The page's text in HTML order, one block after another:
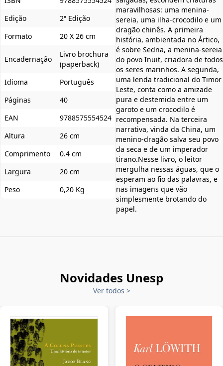
Edição
2ª Edição
Formato
20 X 26 cm
Encadernação
Livro brochura
(paperback)
Idioma
Português
Páginas
40
EAN
9788575554524
Altura
26 cm
Comprimento
0.4 cm
Largura
20 cm
Peso
0,20 Kg
maravilhosas: uma menina-
sereia, uma ilha-crocodilo e um
dragão chinês. A primeira
história, ambientada no Ártico,
é sobre Sedna, a menina-sereia
do povo Inuit, criadora de todos
os seres marinhos. A segunda,
uma lenda tradicional do Timor
Leste, conta como a amizade
pura e destemida entre um
garoto e um crocodilo é
recompensada. Na terceira
narrativa, vinda da China, um
menino-dragão salva seu povo
da seca e de um imperador
tirano.Nesse livro, o leitor
mergulha nessas águas, que o
esperam ao fio das palavras, e
nas imagens que vão
simplesmente brotando do
papel.
Novidades Unesp
Ver todos >